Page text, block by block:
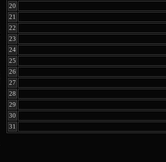
20
21
22
23
24
25
26
27
28
29
30
31